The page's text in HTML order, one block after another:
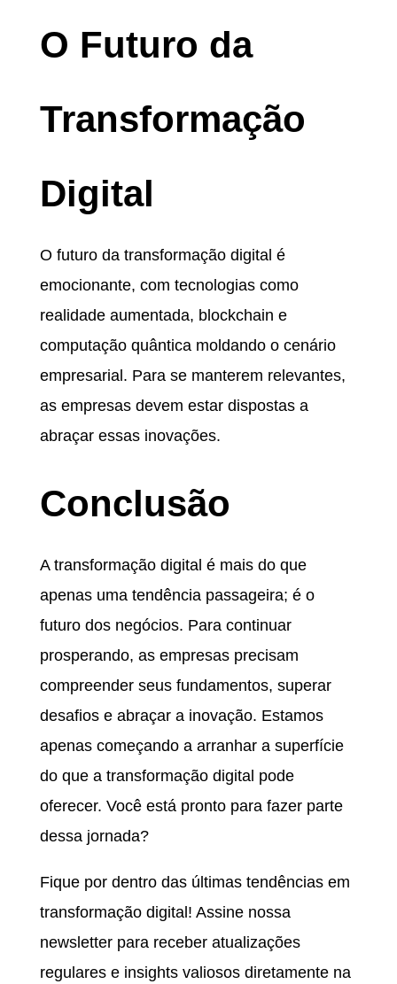
O Futuro da
Transformação
Digital
O futuro da transformação digital é
emocionante, com tecnologias como
realidade aumentada, blockchain e
computação quântica moldando o cenário
empresarial. Para se manterem relevantes,
as empresas devem estar dispostas a
abraçar essas inovações.
Conclusão
A transformação digital é mais do que
apenas uma tendência passageira; é o
futuro dos negócios. Para continuar
prosperando, as empresas precisam
compreender seus fundamentos, superar
desafios e abraçar a inovação. Estamos
apenas começando a arranhar a superfície
do que a transformação digital pode
oferecer. Você está pronto para fazer parte
dessa jornada?
Fique por dentro das últimas tendências em
transformação digital! Assine nossa
newsletter para receber atualizações
regulares e insights valiosos diretamente na